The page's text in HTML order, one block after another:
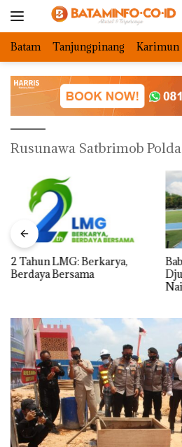
Batam Tanjungpinang Karimun
Rusunawa Satbrimob
2 Tahun LMG: Berkarya,
Berdaya Bersama